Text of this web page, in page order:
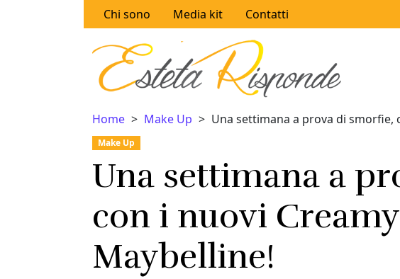
Chi sono Media kit Contatti
Home Make Up Una settimana a prova di smorfie,
Make Up
Una settimana a
con i nuovi
Maybelline!